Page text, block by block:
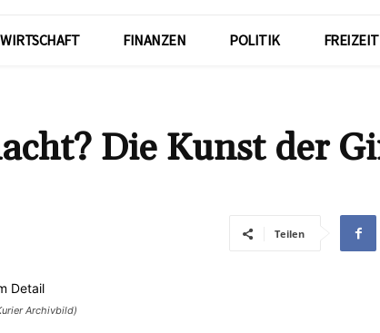
WIRTSCHAFT FINANZEN POLITIK FREIZEIT
Die Kunst der
Teilen
Archivbild)